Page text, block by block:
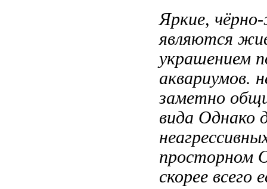
Яркие,
являются
украшением
аквариумов.
заметно
вида Однако
просторном
скорее всего